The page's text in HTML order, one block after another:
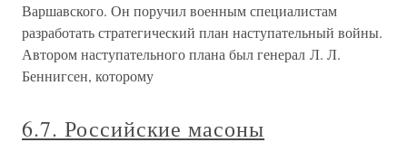
Варшавского. Он поручил военным специалистам
разработать стратегический план наступательный войны.
Автором наступательного плана был генерал Л. Л.
Беннигсен, которому
6.7. Российские масоны